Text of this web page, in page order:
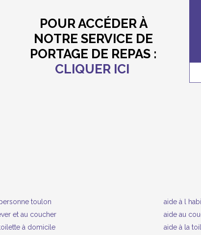
POUR ACCÉDER À
NOTRE SERVICE DE
PORTAGE DE REPAS :
CLIQUER ICI
toulon
aide à l
et au coucher
aide au
à domicile
aide à la